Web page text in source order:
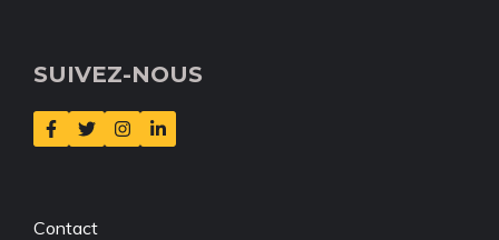
SUIVEZ-NOUS
Contact